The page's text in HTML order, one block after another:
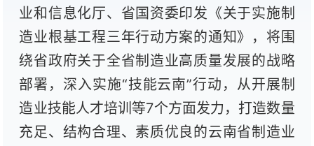
业和信息化厅、省国资委印发《关于实施制
造业根基工程三年行动方案的通知》，将围
绕省政府关于全省制造业高质量发展的战略
部署，深入实施“技能云南”行动，从开展制
造业技能人才培训等7个方面发力，打造数量
充足、结构合理、素质优良的云南省制造业